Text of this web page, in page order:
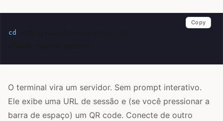
cd
Copy
O terminal vira um servidor. Sem prompt interativo.
Ele exibe uma URL de sessão e (se você pressionar a
barra de espaço) um QR code. Conecte de outro